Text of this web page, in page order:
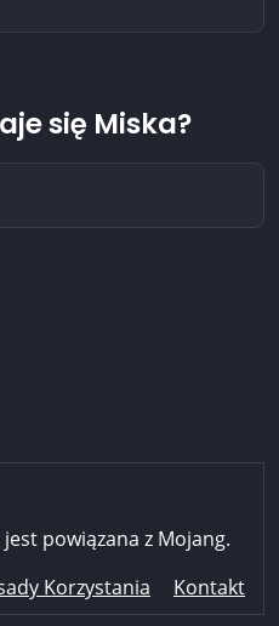
się Miska?
powiązana z Mojang.
Korzystania Kontakt